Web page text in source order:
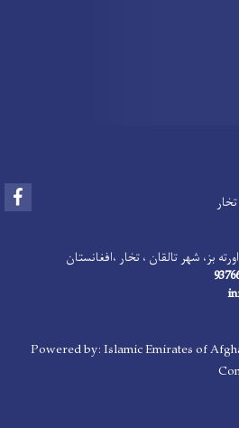
بز، شهر تالقان ، تخار ،افغانستان
Powered by: Islamic Emirates of